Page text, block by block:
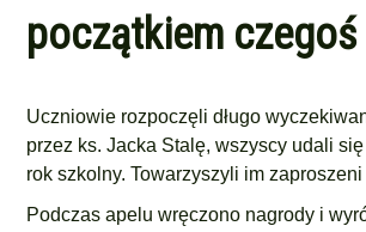
początkiem czegoś
Uczniowie rozpoczęli długo
przez ks. Jacka Stalę, wszyscy udali
rok szkolny. Towarzyszyli im
Podczas apelu wręczono nagrody i